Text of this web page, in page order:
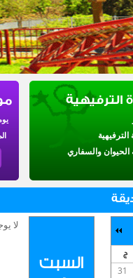
الترفيهية
الترفيهية
الحيوان والسفاري
ج
31
السبت
لا